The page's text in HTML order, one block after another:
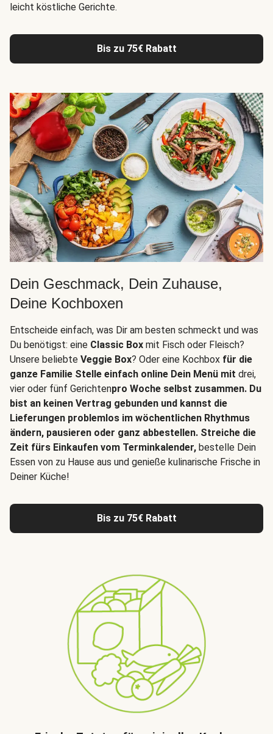
leicht köstliche Gerichte.
Bis zu 75€ Rabatt
Dein Geschmack, Dein Zuhause,
Deine Kochboxen
Entscheide einfach, was Dir am besten schmeckt und was
Du benötigst: eine Classic Box mit Fisch oder Fleisch?
Unsere beliebte Veggie Box? Oder eine Kochbox für die
ganze Familie Stelle einfach online Dein Menü mit drei,
vier oder fünf Gerichtenpro Woche selbst zusammen. Du
bist an keinen Vertrag gebunden und kannst die
Lieferungen problemlos im wöchentlichen Rhythmus
ändern, pausieren oder ganz abbestellen. Streiche die
Zeit fürs Einkaufen vom Terminkalender, bestelle Dein
Essen von zu Hause aus und genieße kulinarische Frische in
Deiner Küche!
Bis zu 75€ Rabatt